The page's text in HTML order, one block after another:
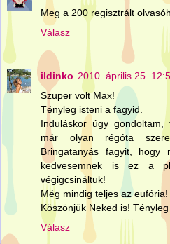
Meg a 200 regisztrált
Válasz
ildinko 2010. április 25.
Szuper volt Max!
Tényleg isteni a fagyid.
Induláskor úgy gondoltam,
már olyan régóta
Bringatanyás fagyit, hogy
kedvesemnek is ez a
végigcsináltuk!
Még mindig teljes az eufória!
Köszönjük Neked is!
Válasz